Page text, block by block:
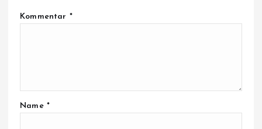
Kommentar *
Name *